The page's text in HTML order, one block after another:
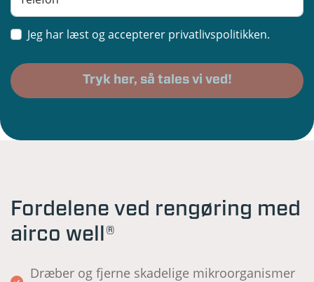
Jeg har læst og accepterer privatlivspolitikken.
Fordelene ved rengøring med
airco well®
Dræber og fjerne skadelige mikroorganismer